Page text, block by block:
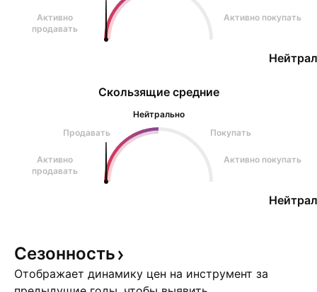
Активно
продавать
Активно покупать
Скользящие средние
Нейтрально
Продавать
Покупать
Активно
продавать
Активно покупать
Сезонность
Отображает динамику цен на инструмент за